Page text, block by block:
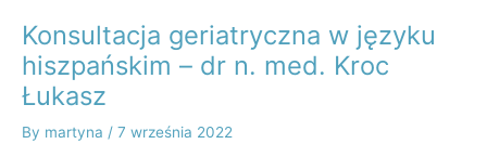
Konsultacja geriatryczna w języku
hiszpańskim – dr n. med. Kroc
Łukasz
By martyna / 7 września 2022
Post
navigation